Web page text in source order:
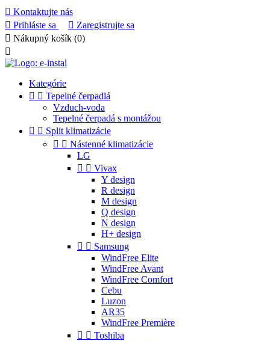
 Kontaktujte nás
 Prihláste sa  Zaregistrujte sa
 Nákupný košík (0)

Kategórie
  Tepelné čerpadlá
Vzduch-voda
Tepelné čerpadá s montážou
  Split klimatizácie
  Nástenné klimatizácie
LG
  Vivax
Y design
R design
M design
Q design
N design
H+ design
  Samsung
WindFree Elite
WindFree Avant
WindFree Comfort
Cebu
Luzon
AR35
WindFree Première
  Toshiba